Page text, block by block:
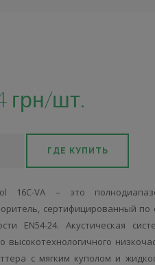
грн/шт.
ГДЕ КУПИТЬ
16C-VA – это
сертифицированный по
EN54-24. Акустическая
высокотехнологичного
с мягким куполом и